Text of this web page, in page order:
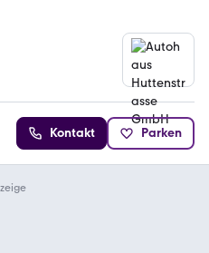
Kontakt Parken